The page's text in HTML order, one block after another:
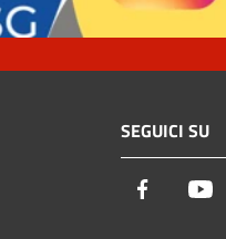
SEGUICI SU
Facebook